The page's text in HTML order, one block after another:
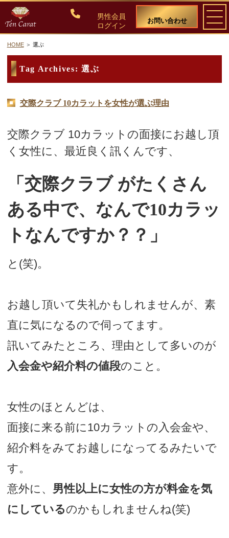
男性会員
ログイン
お問い合わせ
教養ある女性の募集に注力しています
女性会員の紹介
男性会員様の声
HOME 選ぶ
Tag Archives: 選ぶ
交際クラブ 10カラットを女性が選ぶ理由
交際クラブ 10カラットの面接にお越し頂
く女性に、最近良く訊くんです、
「交際クラブ がたくさん
ある中で、なんで10カラッ
トなんですか？？」
と(笑)。
お越し頂いて失礼かもしれませんが、素
直に気になるので伺ってます。
訊いてみたところ、理由として多いのが
入会金や紹介料の値段のこと。
女性のほとんどは、
面接に来る前に10カラットの入会金や、
紹介料をみてお越しになってるみたいで
す。
意外に、 男性以上に女性の方が料金を気
にしているのかもしれませんね(笑)